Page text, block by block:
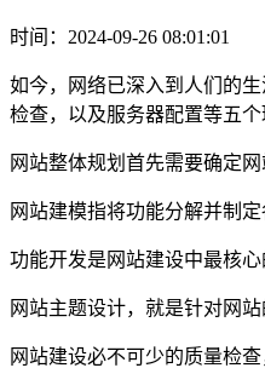
时间：2024-09-26 08:01:01
如今，网络已深入到人们的
检查，以及服务器配置等五个
网站整体规划首先需要确定
网站建模指将功能分解并制
功能开发是网站建设中最核
网站主题设计，就是针对网
网站建设必不可少的质量检